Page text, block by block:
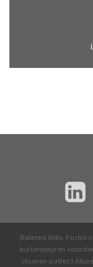
Related links:
buitendeuren
vloeren outlet |